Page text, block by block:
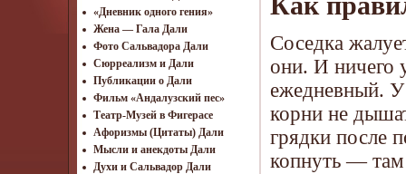
«Дневник одного гения»
Жена — Гала Дали
Фото Сальвадора Дали
Cюрреализм и Дали
Публикации о Дали
Фильм «Андалузский пес»
Театр-Музей в Фигерасе
Афоризмы (Цитаты) Дали
Мысли и анекдоты Дали
Духи и Сальвадор Дали
Соседка
они. И ничего
ежедневный. У
корни не
грядки после
копнуть — там